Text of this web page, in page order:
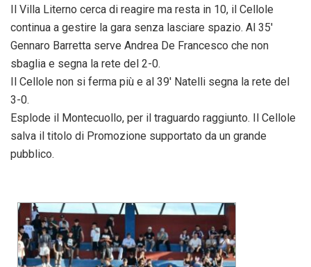
Il Villa Literno cerca di reagire ma resta in 10, il Cellole
continua a gestire la gara senza lasciare spazio. Al 35′
Gennaro Barretta serve Andrea De Francesco che non
sbaglia e segna la rete del 2-0.
Il Cellole non si ferma più e al 39′ Natelli segna la rete del
3-0.
Esplode il Montecuollo, per il traguardo raggiunto. Il Cellole
salva il titolo di Promozione supportato da un grande
pubblico.